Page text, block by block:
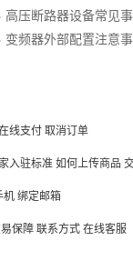
· 高压断路器设备常见
· 变频器外部配置注意
线支付 取消订单
入驻标准 如何上传商品
机 绑定邮箱
保障 联系方式 在线客服